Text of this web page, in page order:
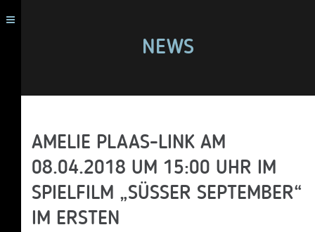
NEWS
AMELIE PLAAS-LINK AM
08.04.2018 UM 15:00 UHR IM
SPIELFILM „SÜSSER SEPTEMBER“ I
M ERSTEN